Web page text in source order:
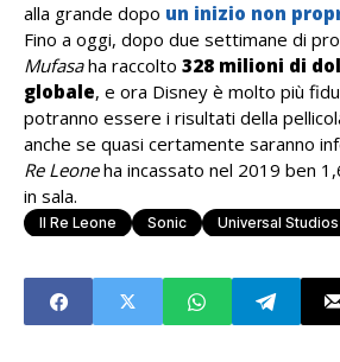
alla grande dopo un inizio non
Fino a oggi, dopo due settimane di
Mufasaha raccolto 328 milioni di
globale, e ora Disney è molto più
potranno essere i risultati della
anche se quasi certamente saranno
Re Leoneha incassato nel 2019 ben
in sala.
Il Re Leone Sonic Universal Studios